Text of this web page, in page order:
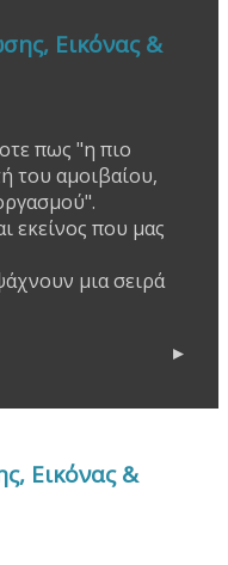
Εικόνας &
πως "η πιο
του αμοιβαίου,
εκείνος που μας
μια σειρά
Εικόνας &